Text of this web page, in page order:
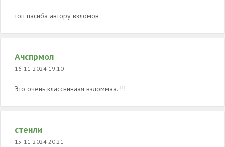
топ пасиба автору взломов
Ачспрмол
16-11-2024 19:10
Это очень класснннаая взломмаа. !!!
стенли
15-11-2024 20:21